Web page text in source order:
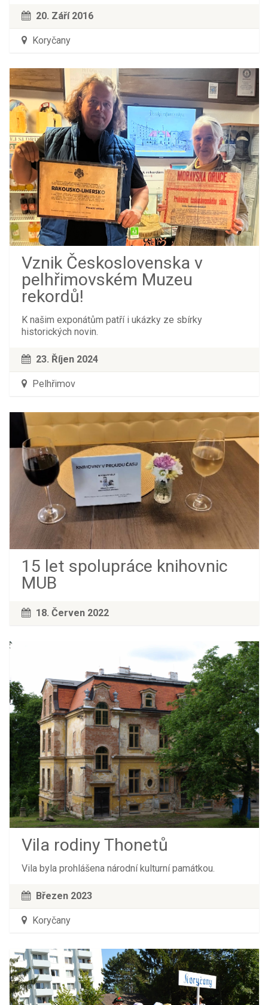
20. Září 2016
Koryčany
Vznik Československa v
pelhřimovském Muzeu
rekordů!
K našim exponátům patří i ukázky ze sbírky
historických novin.
23. Říjen 2024
Pelhřimov
15 let spolupráce knihovnic
MUB
18. Červen 2022
Vila rodiny Thonetů
Vila byla prohlášena národní kulturní památkou.
Březen 2023
Koryčany